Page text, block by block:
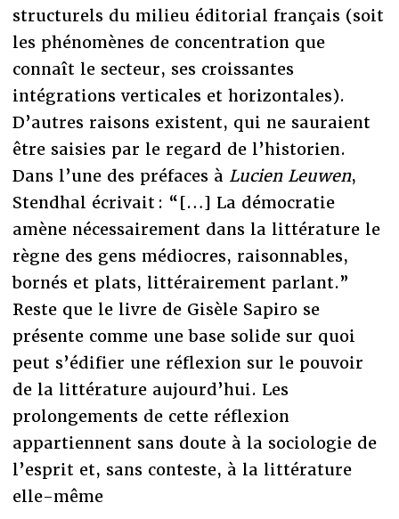
structurels du milieu éditorial français (soit
les phénomènes de concentration que
connaît le secteur, ses croissantes
intégrations verticales et horizontales).
D’autres raisons existent, qui ne sauraient
être saisies par le regard de l’historien.
Dans l’une des préfaces à Lucien Leuwen,
Stendhal écrivait : “[…] La démocratie
amène nécessairement dans la littérature le
règne des gens médiocres, raisonnables,
bornés et plats, littérairement parlant.”
Reste que le livre de Gisèle Sapiro se
présente comme une base solide sur quoi
peut s’édifier une réflexion sur le pouvoir
de la littérature aujourd’hui. Les
prolongements de cette réflexion
appartiennent sans doute à la sociologie de
l’esprit et, sans conteste, à la littérature
elle-même